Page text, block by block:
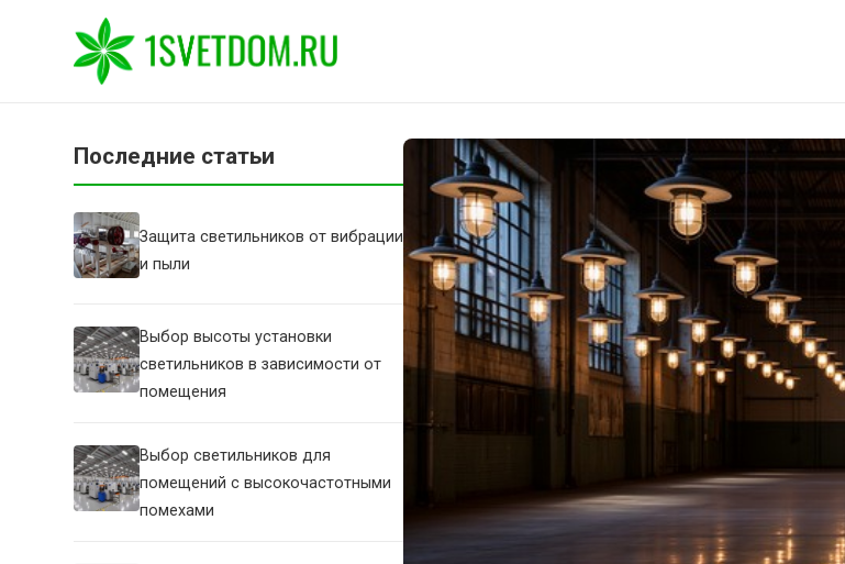
Последние статьи
Защита светильников от вибрации
и пыли
Выбор высоты установки
светильников в зависимости от
помещения
Выбор светильников для
помещений с высокочастотными
помехами